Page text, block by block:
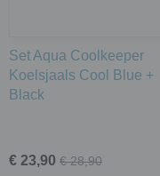
Set Aqua Coolkeeper
Koelsjaals Cool Blue +
Black
€ 23,90 € 28,90